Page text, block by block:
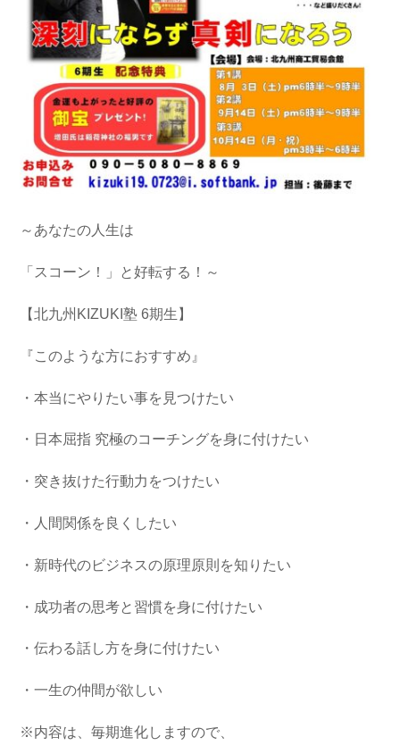
～あなたの人生は
「スコーン！」と好転する！～
【北九州KIZUKI塾 6期生】
『このような方におすすめ』
・本当にやりたい事を見つけたい
・日本屈指 究極のコーチングを身に付けたい
・突き抜けた行動力をつけたい
・人間関係を良くしたい
・新時代のビジネスの原理原則を知りたい
・成功者の思考と習慣を身に付けたい
・伝わる話し方を身に付けたい
・一生の仲間が欲しい
※内容は、毎期進化しますので、